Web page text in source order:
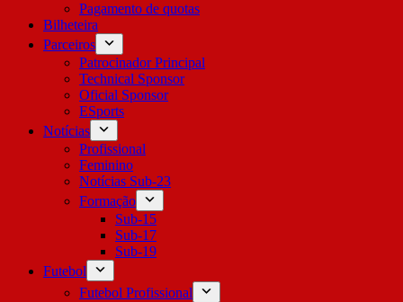
Pagamento de quotas
Bilheteira
Parceiros
Patrocinador Principal
Technical Sponsor
Oficial Sponsor
ESports
Notícias
Profissional
Feminino
Notícias Sub-23
Formação
Sub-15
Sub-17
Sub-19
Futebol
Futebol Profissional